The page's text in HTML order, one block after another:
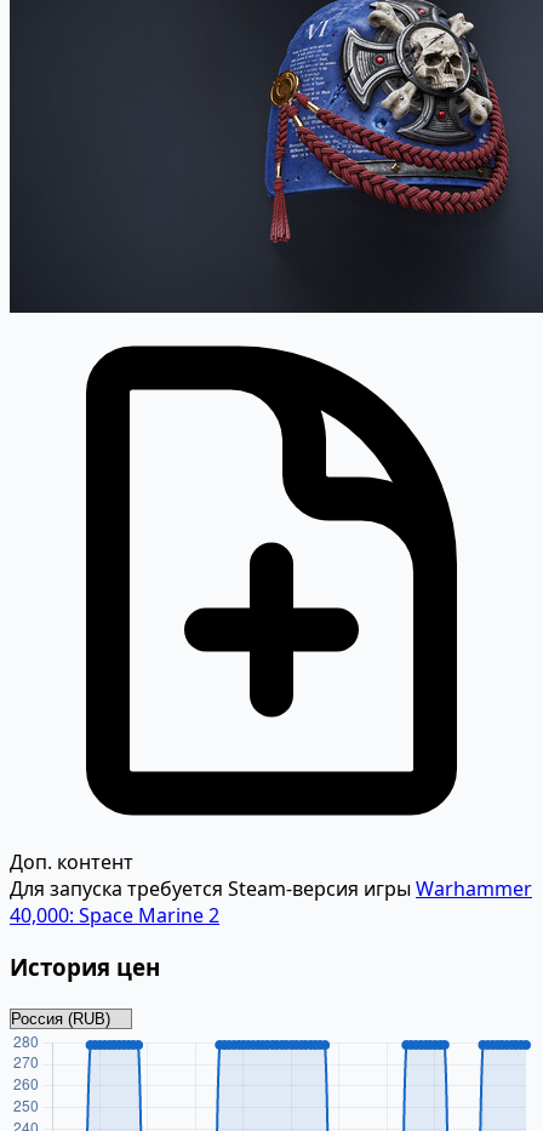
Доп. контент
Для запуска требуется Steam-версия игрыWarhammer
40,000: Space Marine 2
История цен